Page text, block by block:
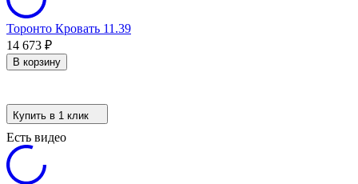
Торонто Кровать 11.39
14 673 ₽
В корзину
Купить в 1 клик
Есть видео